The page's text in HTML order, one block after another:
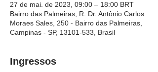
27 de mai. de 2023, 09:00 – 18:00 BRT
Bairro das Palmeiras, R. Dr. Antônio Carlos
Moraes Sales, 250 - Bairro das Palmeiras,
Campinas - SP, 13101-533, Brasil
Ingressos